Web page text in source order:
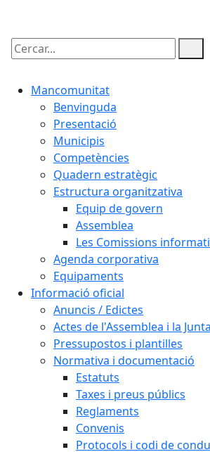
Cercar:
Mancomunitat
Benvinguda
Presentació
Municipis
Competències
Quadern estratègic
Estructura organitzativa
Equip de govern
Assemblea
Les Comissions
Agenda corporativa
Equipaments
Informació oficial
Anuncis / Edictes
Actes de l'Assemblea i la
Pressupostos i plantilles
Normativa i documentació
Estatuts
Taxes i preus públics
Reglaments
Convenis
Protocols i codi de